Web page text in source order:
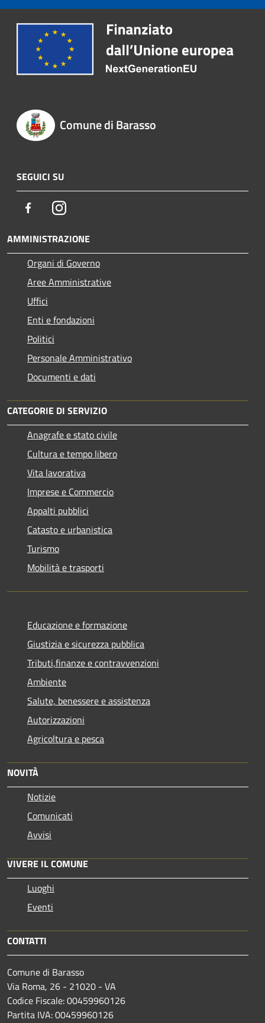
Comune di Barasso
SEGUICI SU
FacebookInstagram
AMMINISTRAZIONE
Organi di Governo
Aree Amministrative
Uffici
Enti e fondazioni
Politici
Personale Amministrativo
Documenti e dati
CATEGORIE DI SERVIZIO
Anagrafe e stato civile
Cultura e tempo libero
Vita lavorativa
Imprese e Commercio
Appalti pubblici
Catasto e urbanistica
Turismo
Mobilità e trasporti
Educazione e formazione
Giustizia e sicurezza pubblica
Tributi,finanze e contravvenzioni
Ambiente
Salute, benessere e assistenza
Autorizzazioni
Agricoltura e pesca
NOVITÀ
Notizie
Comunicati
Avvisi
VIVERE IL COMUNE
Luoghi
Eventi
CONTATTI
Comune di Barasso
Via Roma, 26 - 21020 - VA
Codice Fiscale: 00459960126
Partita IVA: 00459960126